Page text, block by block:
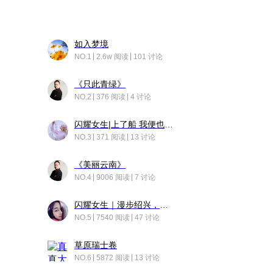
如入梦境
NO.1 2.6w 阅读 101 讨论
《只此青绿》
NO.2 376 阅读 4 讨论
NO.3 371 阅读 13 讨论
《美丽云南》
NO.4 9006 阅读 7 讨论
NO.5 7540 阅读 47 讨论
草原瑞士卷
NO.6 5872 阅读 13 讨论